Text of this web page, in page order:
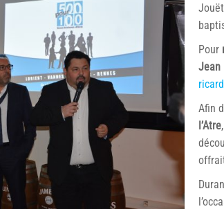
Pour
Jean
Afin
l’Atre